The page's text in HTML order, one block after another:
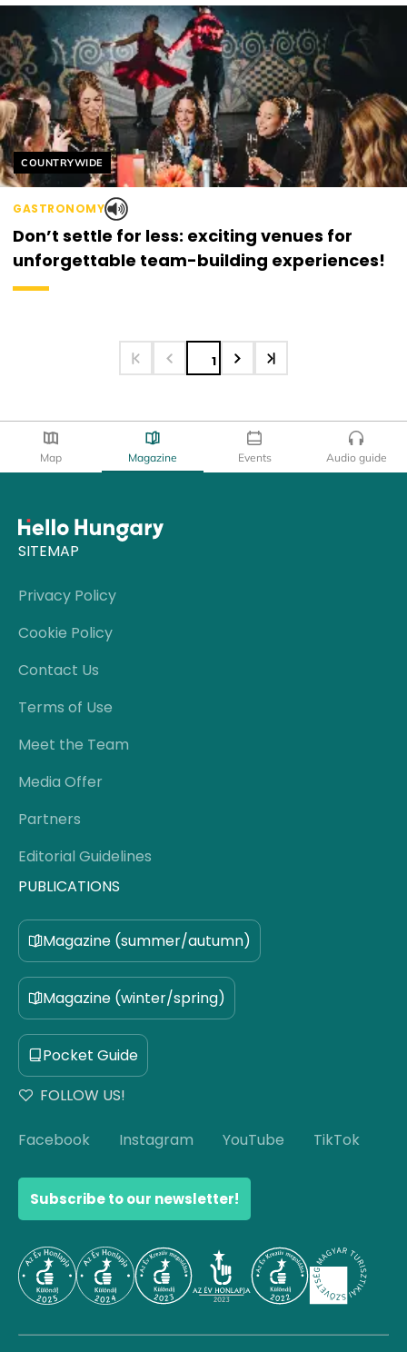
Helyszín címkék:
COUNTRYWIDE
GASTRONOMY
Don’t settle for less: exciting venues for
unforgettable team-building experiences!
1
Map Magazine Events Audio guide
SITEMAP
Privacy Policy
Cookie Policy
Contact Us
Terms of Use
Meet the Team
Media Offer
Partners
Editorial Guidelines
PUBLICATIONS
Magazine (summer/autumn)
Magazine (winter/spring)
Pocket Guide
FOLLOW US!
Facebook Instagram YouTube TikTok
Subscribe to our newsletter!